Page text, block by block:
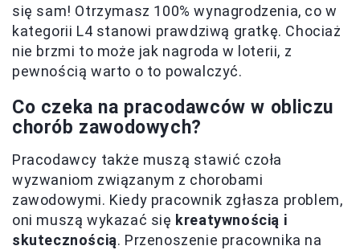
się sam! Otrzymasz 100% wynagrodzenia, co w
kategorii L4 stanowi prawdziwą gratkę. Chociaż
nie brzmi to może jak nagroda w loterii, z
pewnością warto o to powalczyć.
Co czeka na pracodawców w obliczu
chorób zawodowych?
Pracodawcy także muszą stawić czoła
wyzwaniom związanym z chorobami
zawodowymi. Kiedy pracownik zgłasza problem,
oni muszą wykazać się kreatywnością i
skutecznością. Przenoszenie pracownika na